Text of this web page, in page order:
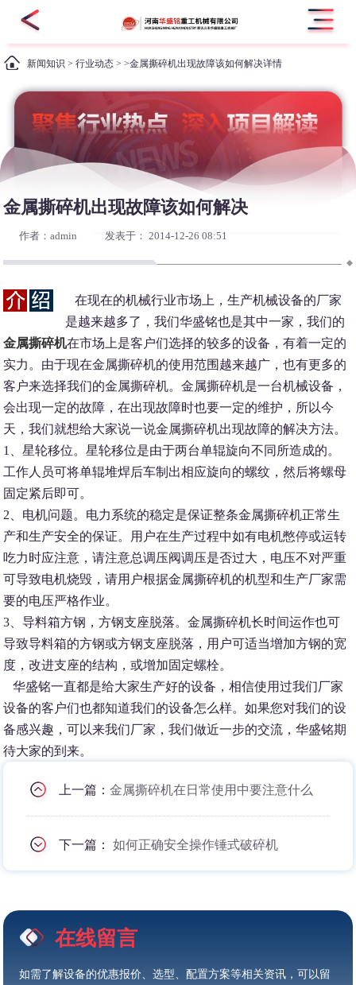
新闻知识 >行业动态 > >金属撕碎机出现故障该如何解决详情
金属撕碎机出现故障该如何解决
作者：admin 发表于： 2014-12-26 08:51
在现在的机械行业市场上，生产机械设备的厂家
是越来越多了，我们华盛铭也是其中一家，我们的
金属撕碎机在市场上是客户们选择的较多的设备，有着一定的
实力。由于现在金属撕碎机的使用范围越来越广，也有更多的
客户来选择我们的金属撕碎机。金属撕碎机是一台机械设备，
会出现一定的故障，在出现故障时也要一定的维护，所以今
天，我们就想给大家说一说金属撕碎机出现故障的解决方法。
1、星轮移位。星轮移位是由于两台单辊旋向不同所造成的。
工作人员可将单辊堆焊后车制出相应旋向的螺纹，然后将螺母
固定紧后即可。
2、电机问题。电力系统的稳定是保证整条金属撕碎机正常生
产和生产安全的保证。用户在生产过程中如有电机憋停或运转
吃力时应注意，请注意总调压阀调压是否过大，电压不对严重
可导致电机烧毁，请用户根据金属撕碎机的机型和生产厂家需
要的电压严格作业。
3、导料箱方钢，方钢支座脱落。金属撕碎机长时间运作也可
导致导料箱的方钢或方钢支座脱落，用户可适当增加方钢的宽
度，改进支座的结构，或增加固定螺栓。
华盛铭一直都是给大家生产好的设备，相信使用过我们厂家
设备的客户们也都知道我们的设备怎么样。如果您对我们的设
备感兴趣，可以来我们厂家，我们做近一步的交流，华盛铭期
待大家的到来。
上一篇：金属撕碎机在日常使用中要注意什么
下一篇：如何正确安全操作锤式破碎机
在线留言
如需了解设备的优惠报价、选型、配置方案等相关资讯，可以留